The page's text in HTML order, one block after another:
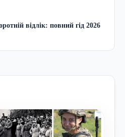
відлік: повний гід 2026